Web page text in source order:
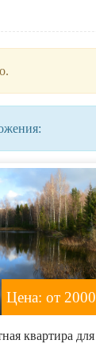
Цена: от 2000
квартира для